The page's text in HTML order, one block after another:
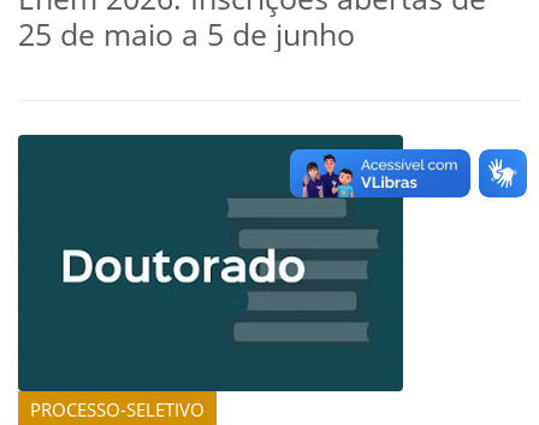
25 de maio a 5 de junho
PROCESSO-SELETIVO